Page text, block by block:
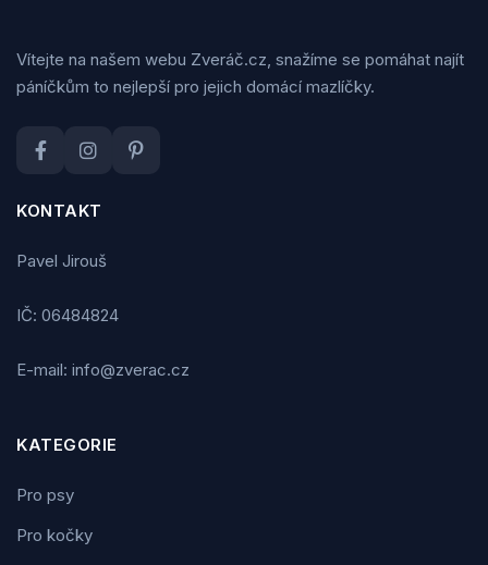
Vítejte na našem webu Zveráč.cz, snažíme se pomáhat najít
páníčkům to nejlepší pro jejich domácí mazlíčky.
KONTAKT
Pavel Jirouš
IČ: 06484824
E-mail: info@zverac.cz
KATEGORIE
Pro psy
Pro kočky